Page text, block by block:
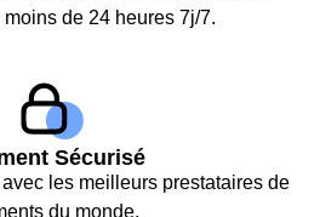
de 24 heures 7j/7.
Sécurisé
les meilleurs prestataires de
du monde.